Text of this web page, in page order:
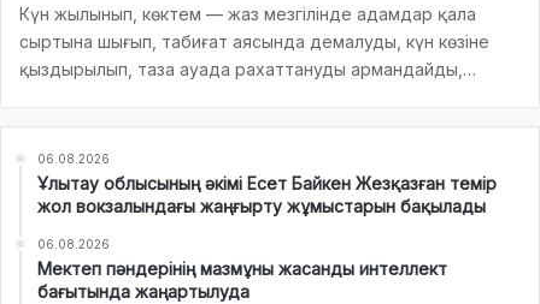
Күн жылынып, көктем — жаз мезгілінде адамдар қала
сыртына шығып, табиғат аясында демалуды, күн көзіне
қыздырылып, таза ауада рахаттануды армандайды,…
06.08.2026
Ұлытау облысының әкімі Есет Байкен Жезқазған темір
жол вокзалындағы жаңғырту жұмыстарын бақылады
06.08.2026
Мектеп пәндерінің мазмұны жасанды интеллект
бағытында жаңартылуда